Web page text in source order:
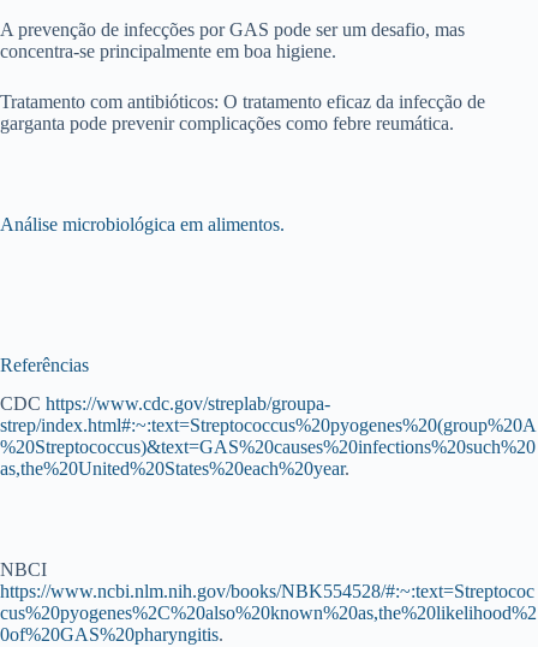
A prevenção de infecções por GAS pode ser um desafio, mas
concentra-se principalmente em boa higiene.
Tratamento com antibióticos: O tratamento eficaz da infecção de
garganta pode prevenir complicações como febre reumática.
Análise microbiológica em alimentos.
Referências
CDC https://www.cdc.gov/streplab/groupa-
strep/index.html#:~:text=Streptococcus%20pyogenes%20(group%20A
%20Streptococcus)&text=GAS%20causes%20infections%20such%20
as,the%20United%20States%20each%20year.
NBCI
https://www.ncbi.nlm.nih.gov/books/NBK554528/#:~:text=Streptococ
cus%20pyogenes%2C%20also%20known%20as,the%20likelihood%2
0of%20GAS%20pharyngitis.